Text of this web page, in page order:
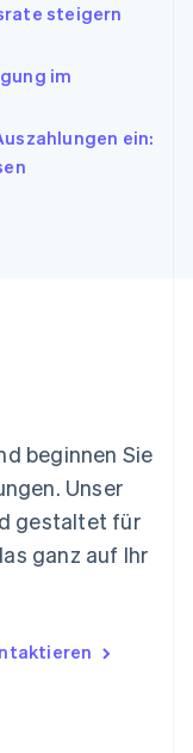
steigern
im
ein:
beginnen Sie
Unser
gestaltet für
ganz auf Ihr